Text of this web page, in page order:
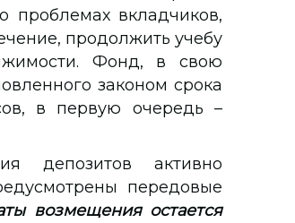
проблемах вкладчиков,
продолжить учебу
Фонд, в свою
законом срока
в первую очередь –
депозитов активно
передовые
возмещения остается